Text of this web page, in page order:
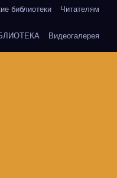
библиотеки Читателям
Видеогалерея